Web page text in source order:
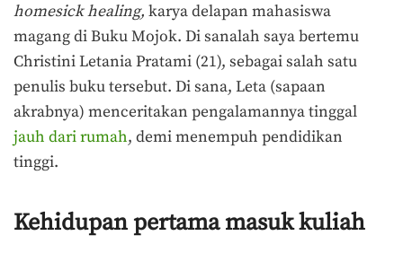
homesick healing, karya delapan mahasiswa
magang di Buku Mojok. Di sanalah saya bertemu
Christini Letania Pratami (21), sebagai salah satu
penulis buku tersebut. Di sana, Leta (sapaan
akrabnya) menceritakan pengalamannyatinggal
jauh dari rumah, demi menempuh pendidikan
tinggi.
Kehidupan pertama masuk kuliah